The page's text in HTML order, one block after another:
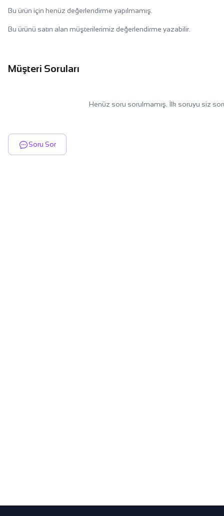
Bu ürün için henüz değerlendirme yapılmamış.
Bu ürünü satın alan müşterilerimiz değerlendirme yazabilir.
Müşteri Soruları
Henüz soru sorulmamış. İlk soruyu siz
Soru Sor